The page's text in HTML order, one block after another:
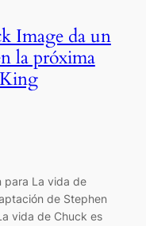
Image da un
la próxima
para La vida de
de Stephen
vida de Chuck es